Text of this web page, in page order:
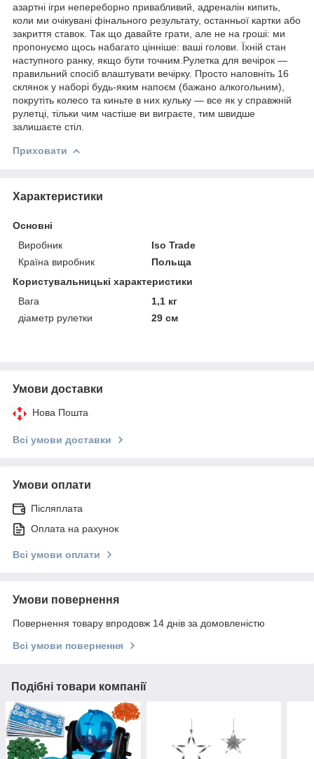
азартні ігри непереборно привабливий, адреналін кипить,
коли ми очікувані фінального результату, останньої картки або
закриття ставок. Так що давайте грати, але не на гроші: ми
пропонуємо щось набагато цінніше: ваші голови. Їхній стан
наступного ранку, якщо бути точним.Рулетка для вечірок —
правильний спосіб влаштувати вечірку. Просто наповніть 16
склянок у наборі будь-яким напоєм (бажано алкогольним),
покрутіть колесо та киньте в них кульку — все як у справжній
рулетці, тільки чим частіше ви виграєте, тим швидше
залишаєте стіл.
Приховати
Характеристики
Основні
Виробник
Iso Trade
Країна виробник
Польща
Користувальницькі характеристики
Вага
1,1 кг
діаметр рулетки
29 см
Умови доставки
Нова Пошта
Всі умови доставки
Умови оплати
Післяплата
Оплата на рахунок
Всі умови оплати
Умови повернення
Повернення товару впродовж 14 днів за домовленістю
Всі умови повернення
Подібні товари компанії